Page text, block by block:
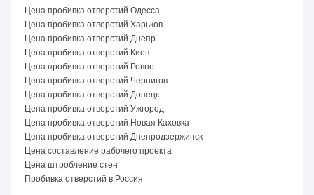
Цена пробивка отверстий Одесса
Цена пробивка отверстий Харьков
Цена пробивка отверстий Днепр
Цена пробивка отверстий Киев
Цена пробивка отверстий Ровно
Цена пробивка отверстий Чернигов
Цена пробивка отверстий Донецк
Цена пробивка отверстий Ужгород
Цена пробивка отверстий Новая Каховка
Цена пробивка отверстий Днепродзержинск
Цена составление рабочего проекта
Цена штробление стен
Пробивка отверстий в Россия